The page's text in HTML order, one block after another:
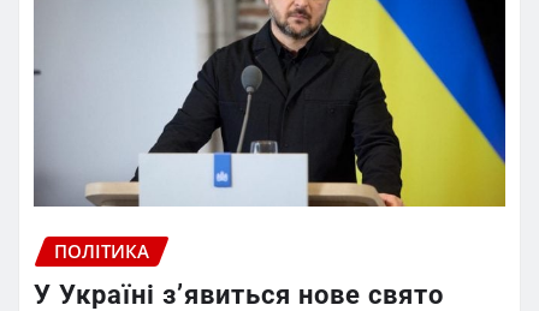
ПОЛІТИКА
У Україні з’явиться нове свято